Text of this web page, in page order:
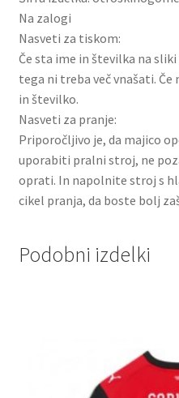
Na zalogi
Nasveti za tiskom:
Če sta ime in številka na
tega ni treba več vnašati.
in številko.
Nasveti za pranje:
Priporočljivo je, da majico
uporabiti pralni stroj, ne
oprati. In napolnite stroj s
cikel pranja, da boste bolj
Podobni izdelki